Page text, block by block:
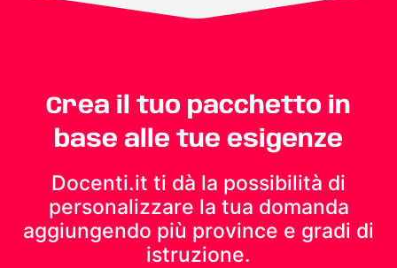
Crea il tuo pacchetto in
base alle tue esigenze
Docenti.it ti dà la possibilità di
personalizzare la tua domanda
aggiungendo più province e gradi di
istruzione.